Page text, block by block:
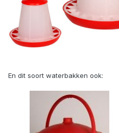
En dit soort waterbakken ook: